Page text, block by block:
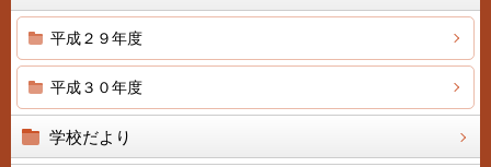
平成２９年度
平成３０年度
学校だより